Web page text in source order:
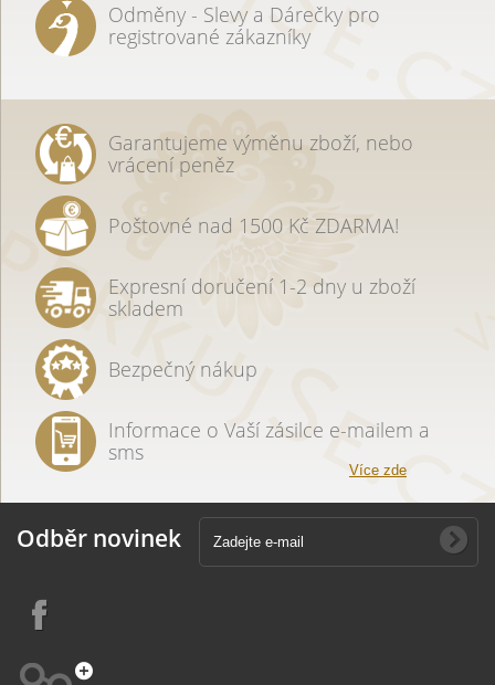
Odměny - Slevy a Dárečky pro
registrované zákazníky
Garantujeme výměnu zboží, nebo
vrácení peněz
Poštovné nad 1500 Kč ZDARMA!
Expresní doručení 1-2 dny u zboží
skladem
Bezpečný nákup
Informace o Vaší zásilce e-mailem a
sms
Více zde
Odběr novinek